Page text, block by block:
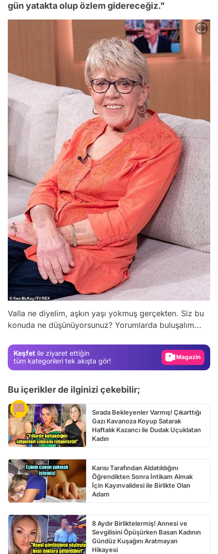
gün yatakta olup özlem gidereceğiz."
Valla ne diyelim, aşkın yaşı yokmuş gerçekten. Siz bu
konuda ne düşünüyorsunuz? Yorumlarda buluşalım...
Keşfet ile ziyaret ettiğin
tüm kategorileri tek akışta gör!
Video
Magazin
Bu içerikler de ilginizi çekebilir;
Sırada Bekleyenler Varmış! Çıkarttığı
Gazı Kavanoza Koyup Satarak
Haftalık Kazancı ile Dudak Uçuklatan
Kadın
Karısı Tarafından Aldatıldığını
Öğrendikten Sonra İntikam Almak
İçin Kayınvalidesi ile Birlikte Olan
Adam
8 Aydır Birliktelermiş! Annesi ve
Sevgilisini Öpüşürken Basan Kadının
Gündüz Kuşağını Aratmayan
Hikayesi